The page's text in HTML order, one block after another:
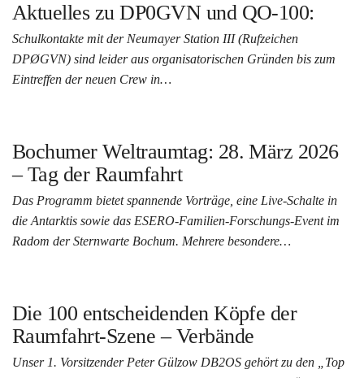
Aktuelles zu DP0GVN und QO-100:
Schulkontakte mit der Neumayer Station III (Rufzeichen
DPØGVN) sind leider aus organisatorischen Gründen bis zum
Eintreffen der neuen Crew in…
Bochumer Weltraumtag: 28. März 2026
– Tag der Raumfahrt
Das Programm bietet spannende Vorträge, eine Live-Schalte in
die Antarktis sowie das ESERO-Familien-Forschungs-Event im
Radom der Sternwarte Bochum. Mehrere besondere…
Die 100 entscheidenden Köpfe der
Raumfahrt-Szene – Verbände
Unser 1. Vorsitzender Peter Gülzow DB2OS gehört zu den „Top